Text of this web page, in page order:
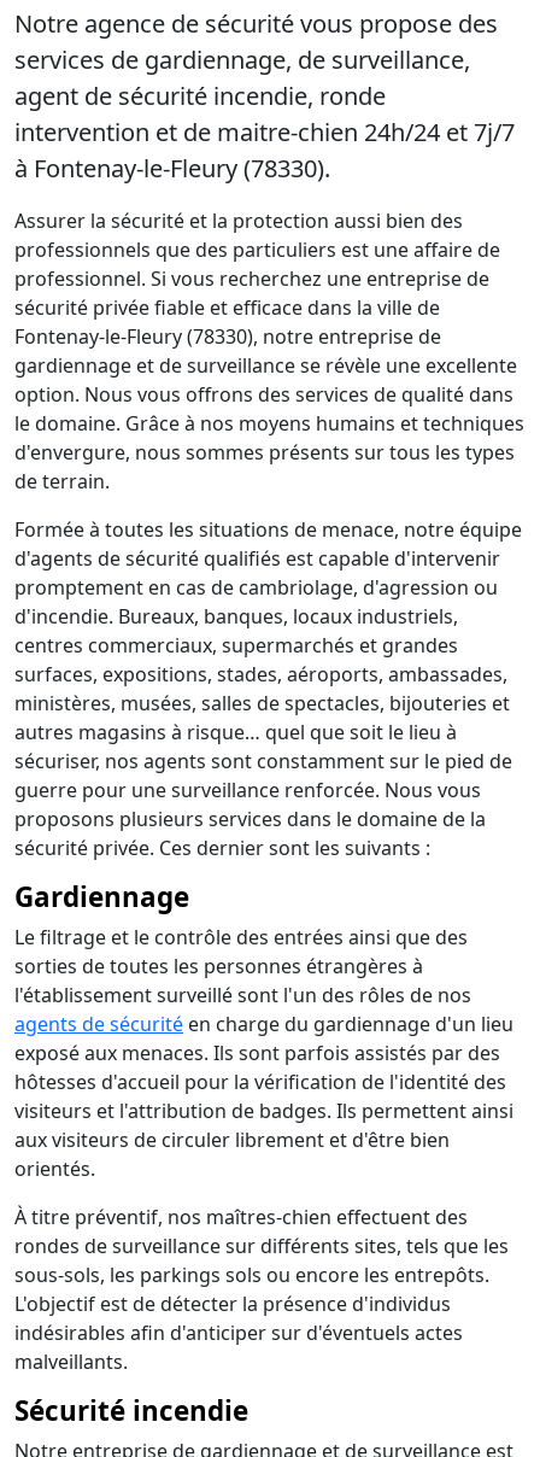
Notre agence de sécurité vous propose des
services de gardiennage, de surveillance,
agent de sécurité incendie, ronde
intervention et de maitre-chien 24h/24 et 7j/7
à Fontenay-le-Fleury (78330).
Assurer la sécurité et la protection aussi bien des
professionnels que des particuliers est une affaire de
professionnel. Si vous recherchez une entreprise de
sécurité privée fiable et efficace dans la ville de
Fontenay-le-Fleury (78330), notre entreprise de
gardiennage et de surveillance se révèle une excellente
option. Nous vous offrons des services de qualité dans
le domaine. Grâce à nos moyens humains et techniques
d'envergure, nous sommes présents sur tous les types
de terrain.
Formée à toutes les situations de menace, notre équipe
d'agents de sécurité qualifiés est capable d'intervenir
promptement en cas de cambriolage, d'agression ou
d'incendie. Bureaux, banques, locaux industriels,
centres commerciaux, supermarchés et grandes
surfaces, expositions, stades, aéroports, ambassades,
ministères, musées, salles de spectacles, bijouteries et
autres magasins à risque… quel que soit le lieu à
sécuriser, nos agents sont constamment sur le pied de
guerre pour une surveillance renforcée. Nous vous
proposons plusieurs services dans le domaine de la
sécurité privée. Ces dernier sont les suivants :
Gardiennage
Le filtrage et le contrôle des entrées ainsi que des
sorties de toutes les personnes étrangères à
l'établissement surveillé sont l'un des rôles de nos
agents de sécurité en charge du gardiennage d'un lieu
exposé aux menaces. Ils sont parfois assistés par des
hôtesses d'accueil pour la vérification de l'identité des
visiteurs et l'attribution de badges. Ils permettent ainsi
aux visiteurs de circuler librement et d'être bien
orientés.
À titre préventif, nos maîtres-chien effectuent des
rondes de surveillance sur différents sites, tels que les
sous-sols, les parkings sols ou encore les entrepôts.
L'objectif est de détecter la présence d'individus
indésirables afin d'anticiper sur d'éventuels actes
malveillants.
Sécurité incendie
Notre entreprise de gardiennage et de surveillance est